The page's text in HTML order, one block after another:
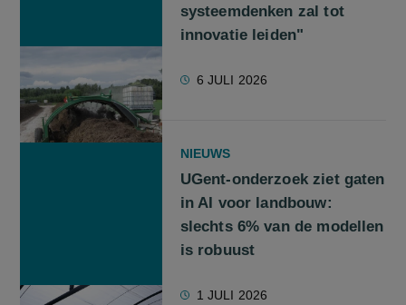
systeemdenken zal tot
innovatie leiden"
6 JULI 2026
NIEUWS
UGent-onderzoek ziet gaten
in AI voor landbouw:
slechts 6% van de modellen
is robuust
1 JULI 2026